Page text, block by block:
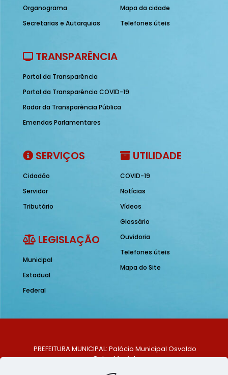
Organograma
Secretarias e Autarquias
Mapa da cidade
Telefones úteis
TRANSPARÊNCIA
Portal da Transparência
Portal da Transparência COVID-19
Radar da Transparência Pública
Emendas Parlamentares
SERVIÇOS
Cidadão
Servidor
Tributário
LEGISLAÇÃO
Municipal
Estadual
Federal
UTILIDADE
COVID-19
Notícias
Vídeos
Glossário
Ouvidoria
Telefones úteis
Mapa do Site
PREFEITURA MUNICIPAL: Palácio Municipal Osvaldo
Celso Maciel